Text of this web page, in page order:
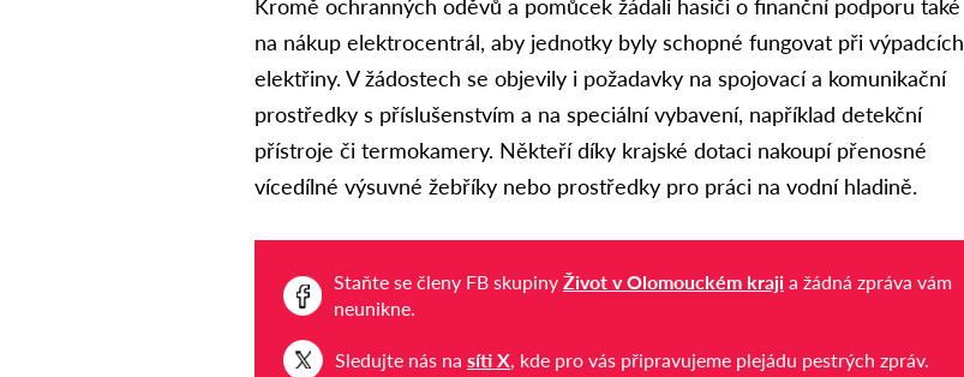
Kromě ochranných oděvů a pomůcek žádali hasiči o finanční podporu také
na nákup elektrocentrál, aby jednotky byly schopné fungovat při výpadcích
elektřiny. V žádostech se objevily i požadavky na spojovací a komunikační
prostředky s příslušenstvím a na speciální vybavení, například detekční
přístroje či termokamery. Někteří díky krajské dotaci nakoupí přenosné
vícedílné výsuvné žebříky nebo prostředky pro práci na vodní hladině.
Staňte se členy FB skupinyŽivot v Olomouckém kraji a žádná zpráva vám
neunikne.
Sledujte nás nasíti X, kde pro vás připravujeme plejádu pestrých zpráv.